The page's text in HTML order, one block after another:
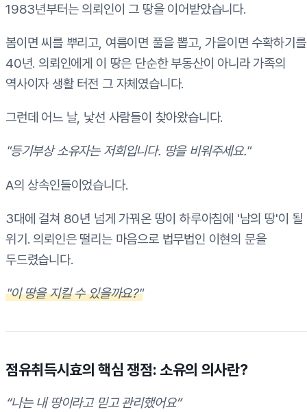
1983년부터는 의뢰인이 그 땅을 이어받았습니다.
봄이면 씨를 뿌리고, 여름이면 풀을 뽑고, 가을이면 수확하기를
40년. 의뢰인에게 이 땅은 단순한 부동산이 아니라 가족의
역사이자 생활 터전 그 자체였습니다.
그런데 어느 날, 낯선 사람들이 찾아왔습니다.
"등기부상 소유자는 저희입니다. 땅을 비워주세요."
A의 상속인들이었습니다.
3대에 걸쳐 80년 넘게 가꿔온 땅이 하루아침에 '남의 땅'이 될
위기. 의뢰인은 떨리는 마음으로 법무법인 이현의 문을
두드렸습니다.
"이 땅을 지킬 수 있을까요?"
점유취득시효의 핵심 쟁점: 소유의 의사란?
“나는 내 땅이라고 믿고 관리했어요”